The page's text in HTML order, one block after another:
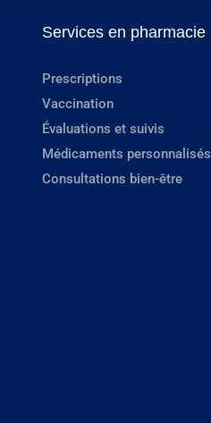
Services en pharmacie
Prescriptions
Vaccination
Évaluations et suivis
Médicaments personnalisés
Consultations bien-être